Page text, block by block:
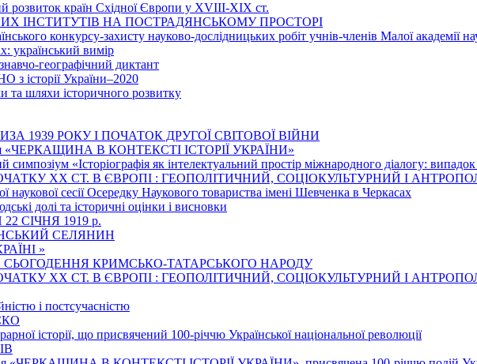
розвиток країн Східної Європи у ХVІІІ-ХІХ ст.
ІНСТИТУТІВ НА ПОСТРАДЯНСЬКОМУ ПРОСТОРІ
конкурсу-захисту науково-дослідницьких робіт учнів-членів Малої академії
український вимір
географічний диктант
з історії України–2020
та шляхи історичного розвитку
1939 РОКУ І ПОЧАТОК ДРУГОЇ СВІТОВОЇ ВІЙНИ
«ЧЕРКАЩИНА В КОНТЕКСТІ ІСТОРІЇ УКРАЇНИ»
симпозіум «Історіографія як інтелектуальний простір міжнародного діалогу:
ХХ СТ. В ЄВРОПІ : ГЕОПОЛІТИЧНИЙ, СОЦІОКУЛЬТУРНИЙ І
наукової сесії Осередку Наукового товариства імені Шевченка в Черкасах
долі та історичні оцінки і висновки
СІЧНЯ 1919 р.
СЕЛЯНИН
»
СЬОГОДЕННЯ КРИМСЬКО-ТАТАРСЬКОГО НАРОДУ
ХХ СТ. В ЄВРОПІ : ГЕОПОЛІТИЧНИЙ, СОЦІОКУЛЬТУРНИЙ І
і постсучасністю
історії, що присвячений 100-річчю Української національної революції